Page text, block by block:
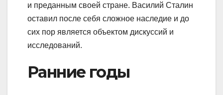
и преданным своей стране. Василий Сталин
оставил после себя сложное наследие и до
сих пор является объектом дискуссий и
исследований.
Ранние годы